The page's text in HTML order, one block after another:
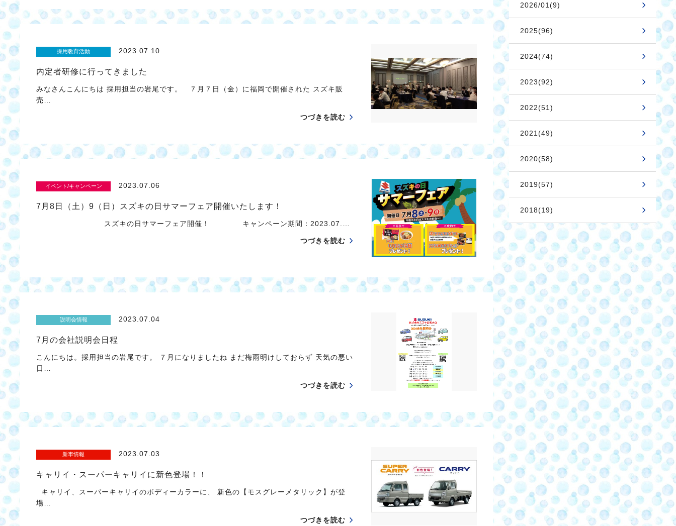
採用教育活動 2023.07.10
内定者研修に行ってきました
みなさんこんにちは 採用担当の岩尾です。 ７月７日（金）に福岡で開催された スズキ販
売…
つづきを読む
イベント/キャンペーン 2023.07.06
7月8日（土）9（日）スズキの日サマーフェア開催いたします！
スズキの日サマーフェア開催！ キャンペーン期間：2023.07.…
つづきを読む
説明会情報 2023.07.04
7月の会社説明会日程
こんにちは。採用担当の岩尾です。 ７月になりましたね まだ梅雨明けしておらず 天気の悪い
日…
つづきを読む
新車情報 2023.07.03
キャリイ・スーパーキャリイに新色登場！！
キャリイ、スーパーキャリイのボディーカラーに、 新色の【モスグレーメタリック】が登
場…
つづきを読む
2026/01(9)
2025(96)
2024(74)
2023(92)
2022(51)
2021(49)
2020(58)
2019(57)
2018(19)